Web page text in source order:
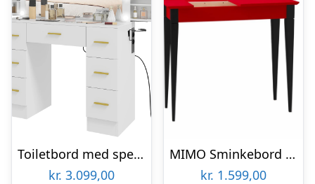
Toiletbord med spejl og 12 led-lys, sminkebord med 7 skuffer, spånplade, hvid
kr. 3.099,00
MIMO Sminkebord med spejl – 65×35 cm sorte ben / røde
kr. 1.599,00